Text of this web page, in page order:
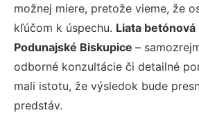
možnej miere, pretože vieme, že
kľúčom k úspechu. Liata
Podunajské Biskupice –
odborné konzultácie či detailné
mali istotu, že výsledok bude
predstáv.